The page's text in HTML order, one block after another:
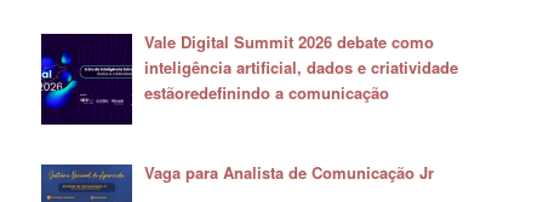
Vale Digital Summit 2026 debate como
inteligência artificial, dados e criatividade
estãoredefinindo a comunicação
Vaga para Analista de Comunicação Jr